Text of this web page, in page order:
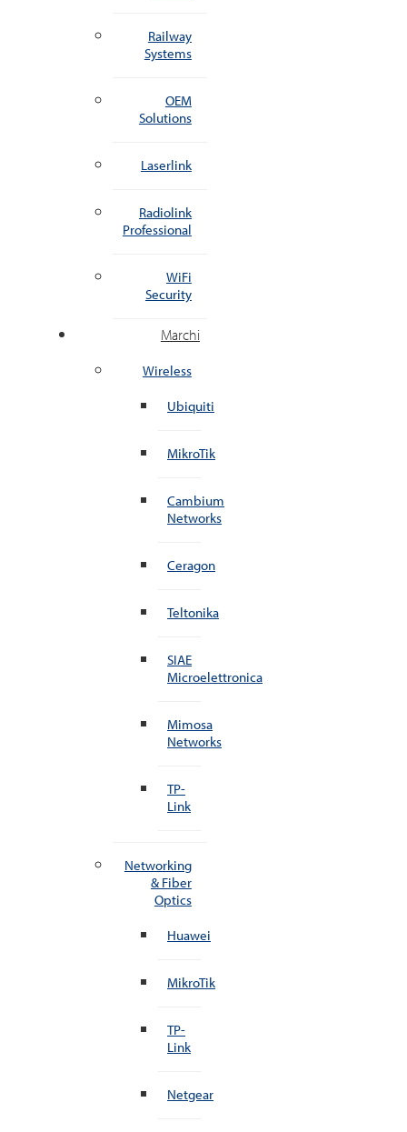
Railway
Systems
OEM
Solutions
Laserlink
Radiolink
Professional
WiFi
Security
Marchi
Wireless
Ubiquiti
MikroTik
Cambium
Networks
Ceragon
Teltonika
SIAE
Microelettronica
Mimosa
Networks
TP-
Link
Networking
& Fiber
Optics
Huawei
MikroTik
TP-
Link
Netgear